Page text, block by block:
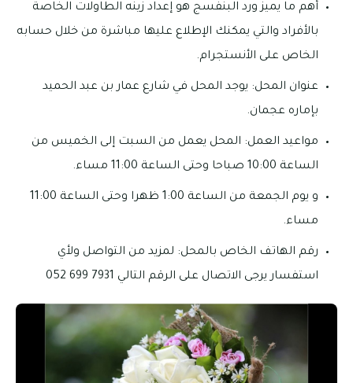
أهم ما يميز ورد البنفسج هو إعداد زينه الطاولات الخاصة
بالأفراد والتي يمكنك الإطلاع عليها مباشرة من خلال حسابه
الخاص على الأنستجرام.
عنوان المحل: يوجد المحل في شارع عمار بن عبد الحميد
بإماره عجمان.
مواعيد العمل: المحل يعمل من السبت إلى الخميس من
الساعة 10:00 صباحا وحتى الساعة 11:00 مساء.
و يوم الجمعة من الساعة 1:00 ظهرا وحتى الساعة 11:00
مساء.
رقم الهاتف الخاص بالمحل: لمزيد من التواصل ولأي
استفسار يرجى الاتصال على الرقم التالي 7931 699 052